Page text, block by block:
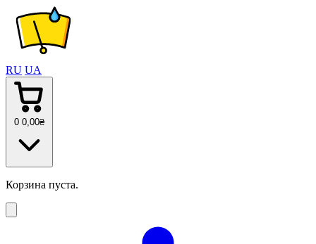
RU UA
0 0 ,00₴
Корзина пуста.